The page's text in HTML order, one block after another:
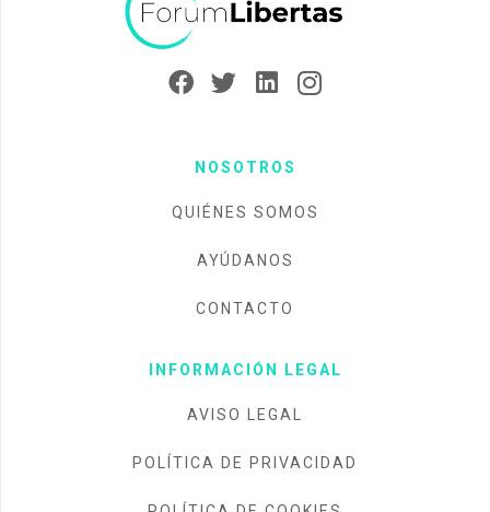
NOSOTROS
QUIÉNES SOMOS
AYÚDANOS
CONTACTO
INFORMACIÓN LEGAL
AVISO LEGAL
POLÍTICA DE PRIVACIDAD